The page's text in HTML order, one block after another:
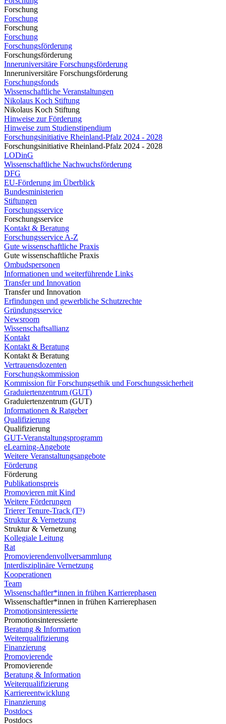
Forschung
Forschung
Forschung
Forschung
Forschungsförderung
Forschungsförderung
Inneruniversitäre Forschungsförderung
Inneruniversitäre Forschungsförderung
Forschungsfonds
Wissenschaftliche Veranstaltungen
Nikolaus Koch Stiftung
Nikolaus Koch Stiftung
Hinweise zur Förderung
Hinweise zum Studienstipendium
Forschungsinitiative Rheinland-Pfalz 2024 - 2028
Forschungsinitiative Rheinland-Pfalz 2024 - 2028
LODinG
Wissenschaftliche Nachwuchsförderung
DFG
EU-Förderung im Überblick
Bundesministerien
Stiftungen
Forschungsservice
Forschungsservice
Kontakt & Beratung
Forschungsservice A-Z
Gute wissenschaftliche Praxis
Gute wissenschaftliche Praxis
Ombudspersonen
Informationen und weiterführende Links
Transfer und Innovation
Transfer und Innovation
Erfindungen und gewerbliche Schutzrechte
Gründungsservice
Newsroom
Wissenschaftsallianz
Kontakt
Kontakt & Beratung
Kontakt & Beratung
Vertrauensdozenten
Forschungskommission
Kommission für Forschungsethik und Forschungssicherheit
Graduiertenzentrum (GUT)
Graduiertenzentrum (GUT)
Informationen & Ratgeber
Qualifizierung
Qualifizierung
GUT-Veranstaltungsprogramm
eLearning-Angebote
Weitere Veranstaltungsangebote
Förderung
Förderung
Publikationspreis
Promovieren mit Kind
Weitere Förderungen
Trierer Tenure-Track (T³)
Struktur & Vernetzung
Struktur & Vernetzung
Kollegiale Leitung
Rat
Promovierendenvollversammlung
Interdisziplinäre Vernetzung
Kooperationen
Team
Wissenschaftler*innen in frühen Karrierephasen
Wissenschaftler*innen in frühen Karrierephasen
Promotionsinteressierte
Promotionsinteressierte
Beratung & Information
Weiterqualifizierung
Finanzierung
Promovierende
Promovierende
Beratung & Information
Weiterqualifizierung
Karriereentwicklung
Finanzierung
Postdocs
Postdocs